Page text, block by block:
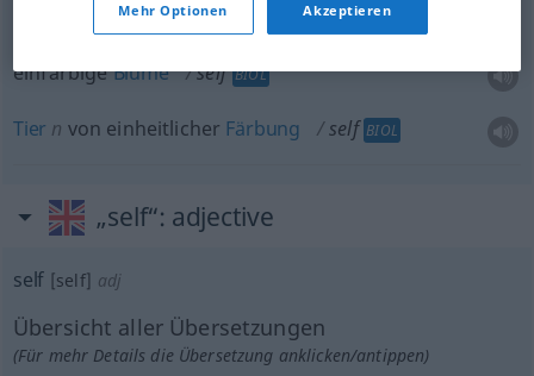
einfarbigeBlume self BIOL
Tier n von einheitlicher Färbung self BIOL
„self“: adjective
self [self] adj
Übersicht aller Übersetzungen
(Für mehr Details die Übersetzung anklicken/antippen)
Mehr Optionen Akzeptieren